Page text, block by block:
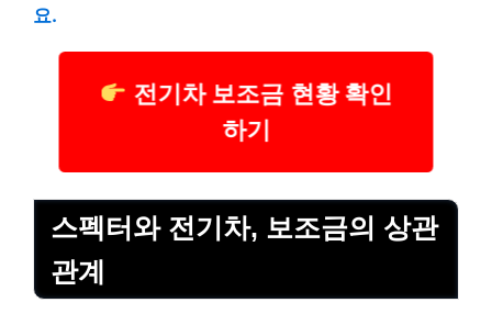
요.
전기차 보조금 현황 확인
하기
스펙터와 전기차, 보조금의 상관
관계